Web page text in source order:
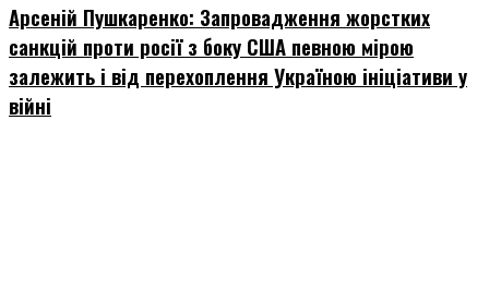
Арсеній Пушкаренко: Запровадження жорстких
санкцій проти росії з боку США певною мірою
залежить і від перехоплення Україною ініціативи у
війні